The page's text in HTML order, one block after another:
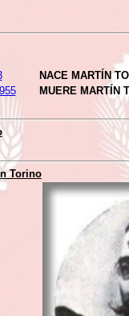
NACE MARTÍN
MUERE MARTÍN
Torino